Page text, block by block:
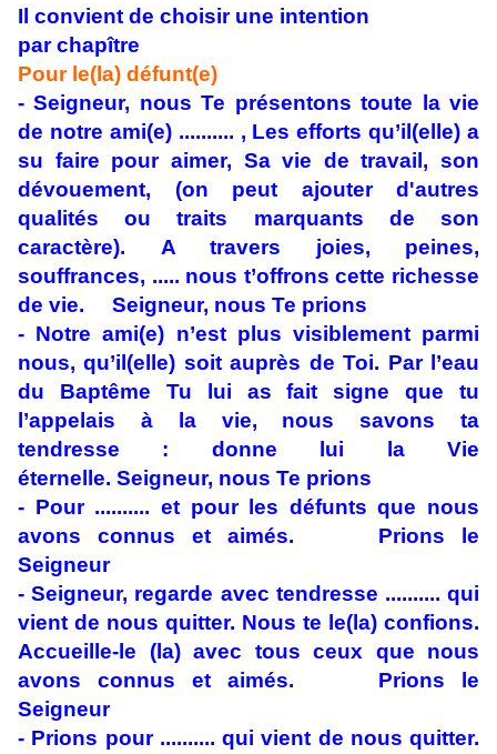
Il convient de choisir une intention
parchapître
Pour le(la) défunt(e)
- Seigneur, nous Te présentons toute la vie
de notre ami(e) .......... , Les efforts qu’il(elle) a
su faire pour aimer, Sa vie de travail, son
dévouement, (on peut ajouter d'autres
qualités ou traits marquants de son
caractère). A travers joies, peines,
souffrances, ..... nous t’offrons cette richesse
de vie. Seigneur, nous Te prions
- Notre ami(e) n’est plus visiblement parmi
nous, qu’il(elle) soit auprès de Toi. Par l’eau
du Baptême Tu lui as fait signe que tu
l’appelais à la vie, nous savons ta
tendresse : donne lui la Vie
éternelle. Seigneur, nous Te prions
- Pour .......... et pour les défunts que nous
avons connus et aimés. Prions le
Seigneur
- Seigneur, regarde avec tendresse .......... qui
vient de nous quitter. Nous te le(la) confions.
Accueille-le (la) avec tous ceux que nous
avons connus et aimés. Prions le
Seigneur
- Prions pour .......... qui vient de nous quitter.